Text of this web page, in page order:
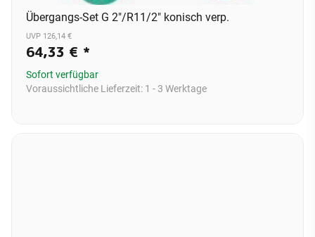
Übergangs-Set G 2"/R11/2" konisch verp.
UVP 126,14 €
64,33 € *
Sofort verfügbar
Voraussichtliche Lieferzeit: 1 - 3 Werktage